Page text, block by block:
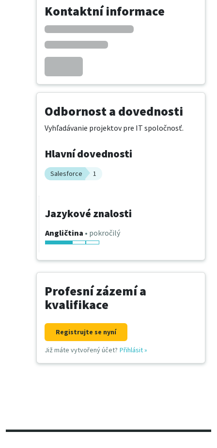
Kontaktní informace
Odbornost a dovednosti
Vyhľadávanie projektov pre IT spoločnosť.
Hlavní dovednosti
Salesforce 1
Jazykové znalosti
Angličtina • pokročilý
Profesní zázemí a
kvalifikace
Registrujte se nyní
Již máte vytvořený účet? Přihlásit»